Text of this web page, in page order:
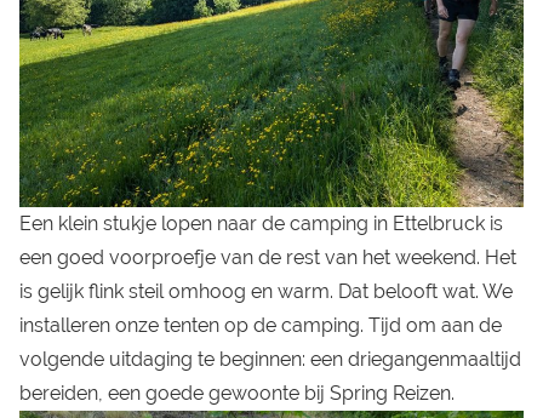
Een klein stukje lopen naar de camping in Ettelbruck is
een goed voorproefje van de rest van het weekend. Het
is gelijk flink steil omhoog en warm. Dat belooft wat. We
installeren onze tenten op de camping. Tijd om aan de
volgende uitdaging te beginnen: een driegangenmaaltijd
bereiden, een goede gewoonte bij Spring Reizen.